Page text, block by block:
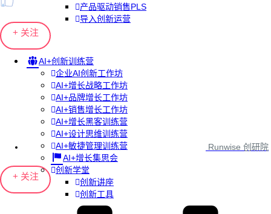
产品驱动销售PLS
导入创新运营
AI+创新训练营
企业AI创新工作坊
AI+增长战略工作坊
AI+品牌增长工作坊
AI+销售增长工作坊
AI+增长黑客训练营
AI+设计思维训练营
AI+敏捷管理训练营
AI+增长集思会
创新学堂
创新讲座
创新工具
+ 关注
Runwise 创研院
+ 关注